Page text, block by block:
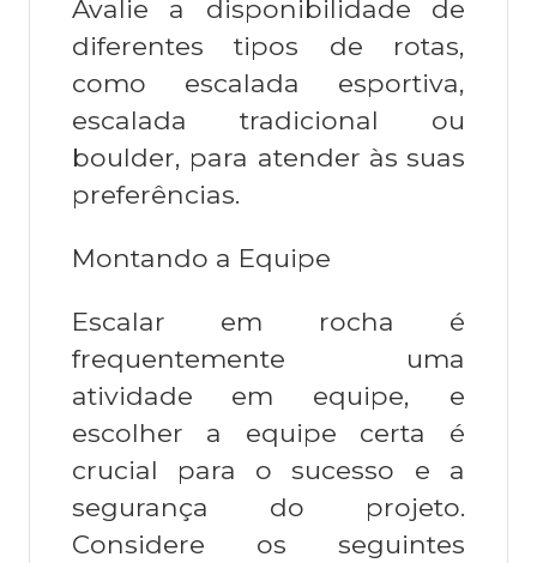
Avalie a disponibilidade de
diferentes tipos de rotas,
como escalada esportiva,
escalada tradicional ou
boulder, para atender às suas
preferências.
Montando a Equipe
Escalar em rocha é
frequentemente uma
atividade em equipe, e
escolher a equipe certa é
crucial para o sucesso e a
segurança do projeto.
Considere os seguintes